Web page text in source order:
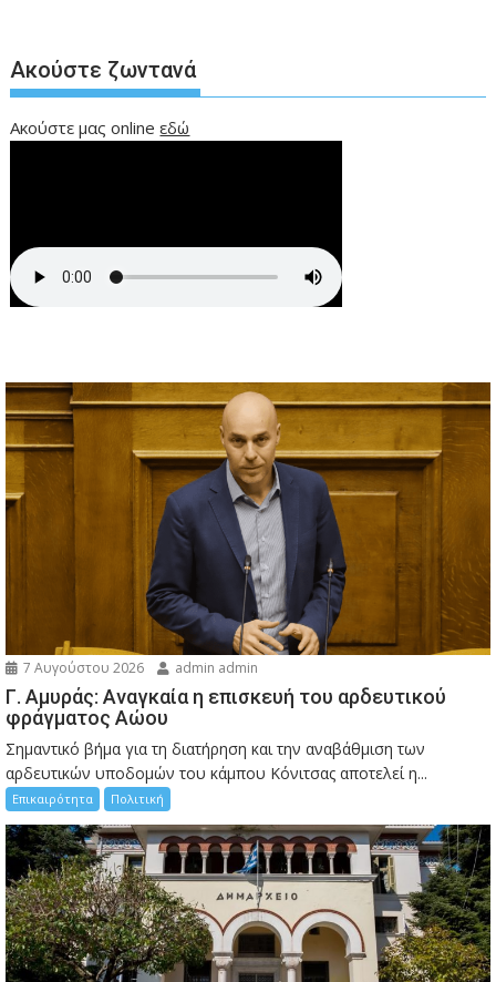
Ακούστε ζωντανά
Ακούστε μας onlineεδώ
7 Αυγούστου 2026 admin admin
Γ. Αμυράς: Αναγκαία η επισκευή του αρδευτικού
φράγματος Αώου
Σημαντικό βήμα για τη διατήρηση και την αναβάθμιση των
αρδευτικών υποδομών του κάμπου Κόνιτσας αποτελεί η...
Επικαιρότητα Πολιτική